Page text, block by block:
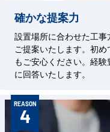
確かな提案力
設置場所に合わせた工
ご提案いたします。初
もご安心ください。経
に回答いたします。
REASON
4